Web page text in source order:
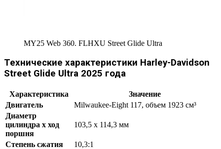
MY25 Web 360. FLHXU Street Glide Ultra
Технические характеристики Harley-Davidson
Street Glide Ultra 2025 года
Характеристика
Значение
Двигатель
Milwaukee-Eight 117, объем 1923 см³
Диаметр
цилиндра x ход
поршня
103,5 x 114,3 мм
Степень сжатия
10,3:1